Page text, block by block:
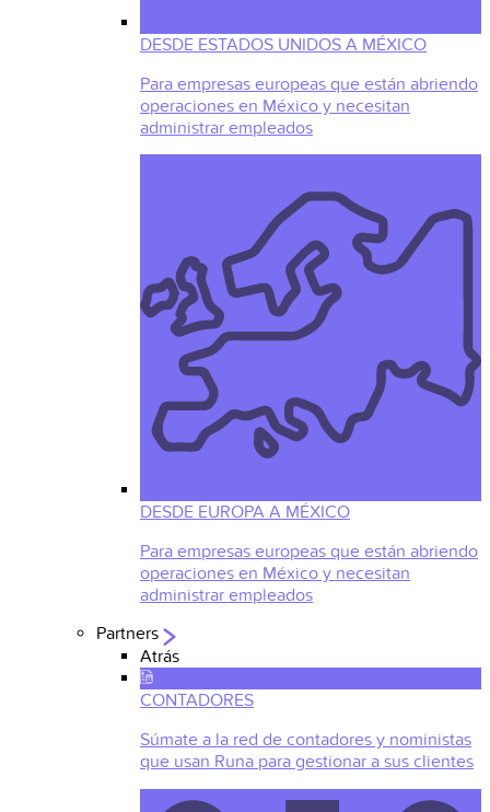
DESDE ESTADOS UNIDOS A MÉXICO
Para empresas europeas que están abriendo
operaciones en México y necesitan
administrar empleados
DESDE EUROPA A MÉXICO
Para empresas europeas que están abriendo
operaciones en México y necesitan
administrar empleados
Partners
Atrás
CONTADORES
Súmate a la red de contadores y noministas
que usan Runa para gestionar a sus clientes